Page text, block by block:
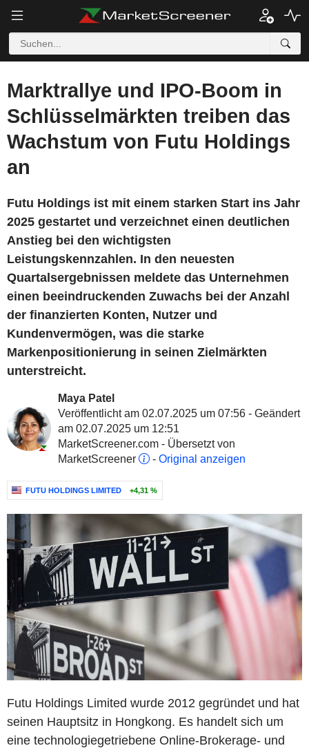
Marktrallye und IPO-Boom in
Schlüsselmärkten treiben das
Wachstum von Futu Holdings
an
Futu Holdings ist mit einem starken Start ins Jahr
2025 gestartet und verzeichnet einen deutlichen
Anstieg bei den wichtigsten
Leistungskennzahlen. In den neuesten
Quartalsergebnissen meldete das Unternehmen
einen beeindruckenden Zuwachs bei der Anzahl
der finanzierten Konten, Nutzer und
Kundenvermögen, was die starke
Markenpositionierung in seinen Zielmärkten
unterstreicht.
Maya Patel
Veröffentlicht am 02.07.2025 um 07:56 - Geändert
am 02.07.2025 um 12:51
MarketScreener.com - Übersetzt von
MarketScreener
- Original anzeigen
FUTU HOLDINGS LIMITED +4,31 %
Futu Holdings Limited wurde 2012 gegründet und hat
seinen Hauptsitz in Hongkong. Es handelt sich um
eine technologiegetriebene Online-Brokerage- und